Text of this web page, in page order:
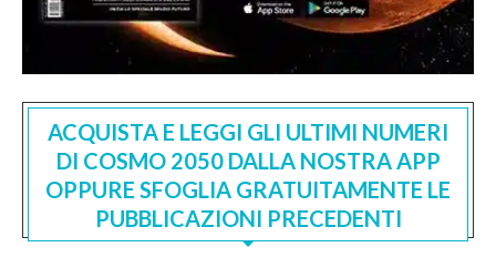
ACQUISTA E LEGGI GLI ULTIMI NUMERI
DI COSMO 2050 DALLA NOSTRA APP
OPPURE SFOGLIA GRATUITAMENTE LE
PUBBLICAZIONI PRECEDENTI